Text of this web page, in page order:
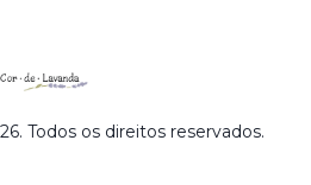
Todos os direitos reservados.